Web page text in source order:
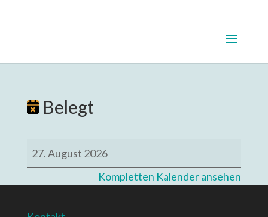
Belegt
Belegt
27. August 2026
Kompletten Kalender ansehen